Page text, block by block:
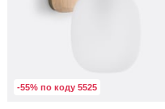
-55% по коду 5525